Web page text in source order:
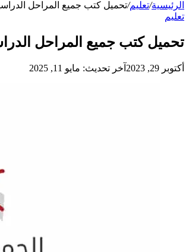
الرئيسية/تعليم/تحميل كتب جميع المراحل
تعليم
تحميل كتب جميع المراحل
أكتوبر 29, 2023 آخر تحديث: مايو 11, 2025